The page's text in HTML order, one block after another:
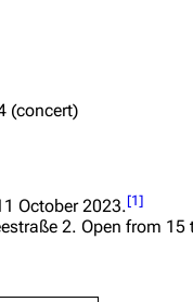
(concert)
October 2023.[1]
2. Open from